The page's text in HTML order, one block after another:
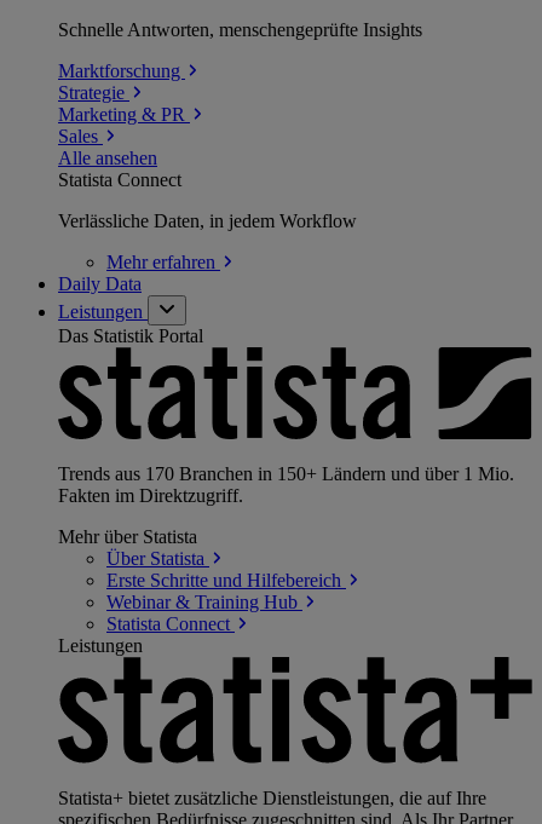
Schnelle Antworten, menschengeprüfte Insights
Marktforschung
Strategie
Marketing & PR
Sales
Alle ansehen
Statista Connect
Verlässliche Daten, in jedem Workflow
Mehrerfahren
Daily Data
Leistungen
Das Statistik Portal
Trends aus 170 Branchen in 150+ Ländern und über 1 Mio.
Fakten im Direktzugriff.
Mehr über Statista
Über Statista
Erste Schritte und Hilfebereich
Webinar & Training Hub
Statista Connect
Leistungen
Statista+ bietet zusätzliche Dienstleistungen, die auf Ihre
spezifischen Bedürfnisse zugeschnitten sind. Als Ihr Partner